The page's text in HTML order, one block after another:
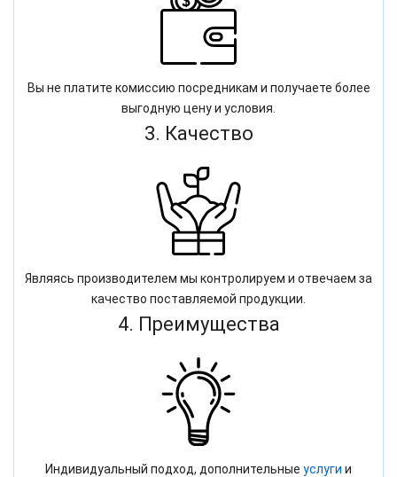
Вы не платите комиссию посредникам и получаете более
выгодную цену и условия.
3. Качество
Являясь производителем мы контролируем и отвечаем за
качество поставляемой продукции.
4. Преимущества
Индивидуальный подход, дополнительные услуги и